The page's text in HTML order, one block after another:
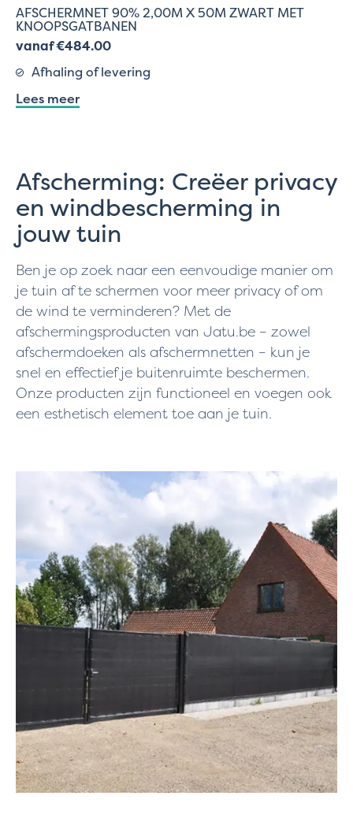
AFSCHERMNET 90% 2,00M X 50M ZWART MET
KNOOPSGATBANEN
vanaf €484.00
Afhaling of levering
Lees meer
Afscherming: Creëer privacy
en windbescherming in
jouw tuin
Ben je op zoek naar een eenvoudige manier om
je tuin af te schermen voor meer privacy of om
de wind te verminderen? Met de
afschermingsproducten van Jatu.be – zowel
afschermdoeken als afschermnetten – kun je
snel en effectief je buitenruimte beschermen.
Onze producten zijn functioneel en voegen ook
een esthetisch element toe aan je tuin.